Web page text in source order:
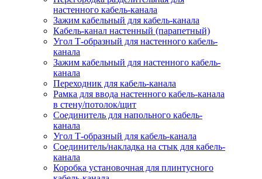
настенного кабель-канала
Зажим кабельный для кабель-канала
Кабель-канал настенный (парапетный)
Угол Т-образный для настенного кабель-
канала
Зажим кабельный для настенного кабель-
канала
Переходник для кабель-канала
Рамка для ввода настенного кабель-канала
в стену/потолок/щит
Соединитель для напольного кабель-
канала
Угол Т-образный для кабель-канала
Соединитель/накладка на стык для кабель-
канала
Коробка установочная для плинтусного